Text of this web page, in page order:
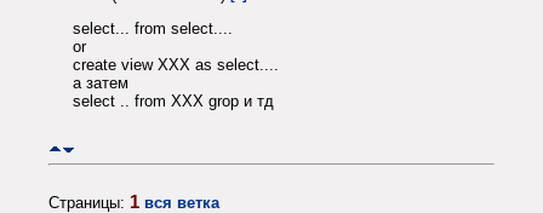
select... from select....
or
create view XXX as select....
а затем
select .. from XXX grop и тд
Страницы: 1 вся ветка